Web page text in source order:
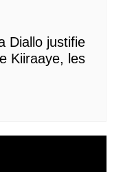
Diallo justifie
Kiiraaye, les